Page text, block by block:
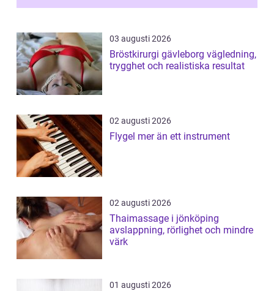
utgå...
03 augusti 2026
Bröstkirurgi gävleborg vägledning,
trygghet och realistiska resultat
02 augusti 2026
Flygel mer än ett instrument
02 augusti 2026
Thaimassage i jönköping
avslappning, rörlighet och mindre
värk
01 augusti 2026